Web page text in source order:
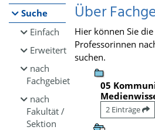
Suche
Einfach
Erweitert
nach
Fachgebiet
nach
Fakultät /
Sektion
Über
Hier können Sie
Professorinnen
suchen.
05
2 Einträge